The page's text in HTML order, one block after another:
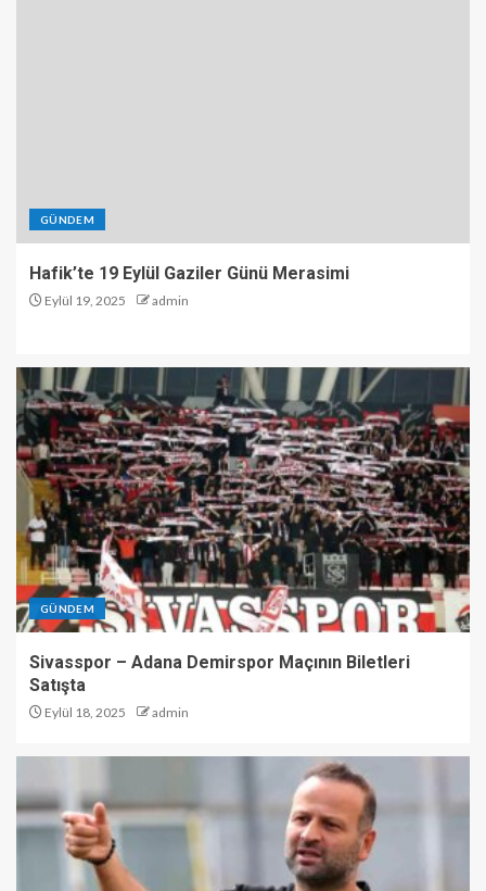
GÜNDEM
Hafik’te 19 Eylül Gaziler Günü Merasimi
Eylül 19, 2025 admin
GÜNDEM
Sivasspor – Adana Demirspor Maçının Biletleri
Satışta
Eylül 18, 2025 admin